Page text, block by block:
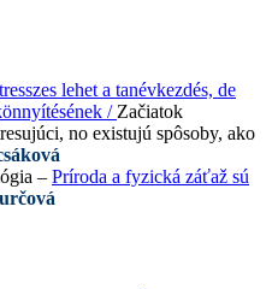
lehet a tanévkezdés, de
/ Začiatok
no existujú spôsoby, ako
– Príroda a fyzická záťaž sú